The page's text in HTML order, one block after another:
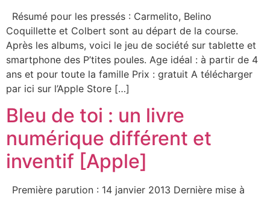
Résumé pour les pressés : Carmelito, Belino
Coquillette et Colbert sont au départ de la course.
Après les albums, voici le jeu de société sur tablette et
smartphone des P’tites poules. Age idéal : à partir de 4
ans et pour toute la famille Prix : gratuit A télécharger
par ici sur l’Apple Store […]
Bleu de toi : un livre
numérique différent et
inventif [Apple]
Première parution : 14 janvier 2013 Dernière mise à